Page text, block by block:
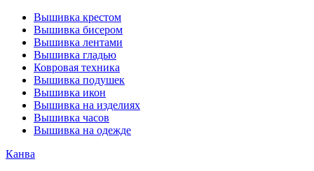
Вышивка крестом
Вышивка бисером
Вышивка лентами
Вышивка гладью
Ковровая техника
Вышивка подушек
Вышивка икон
Вышивка на изделиях
Вышивка часов
Вышивка на одежде
Канва